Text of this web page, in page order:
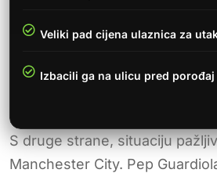
Veliki pad cijena ulaznica za
Izbacili ga na ulicu pred
S druge strane, situaciju
Manchester City. Pep